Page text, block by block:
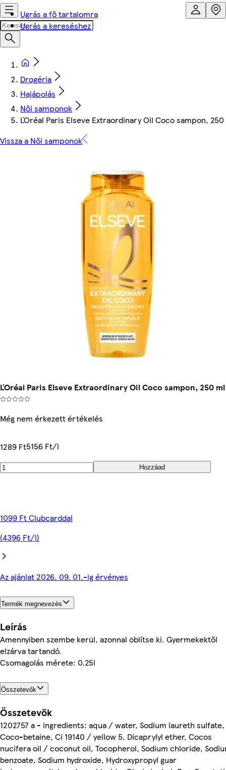
Ugrás a fő tartalomra
Ugrás a kereséshez
Drogéria
Hajápolás
Női samponok
ĽOréal Paris Elseve Extraordinary Oil Coco sampon,
Vissza a Női samponok
ĽOréal Paris Elseve Extraordinary Oil Coco sampon, 250 ml
Még nem érkezett értékelés
1289 Ft5156 Ft/l
Hozzáad
1099 Ft Clubcarddal
(4396 Ft/l)
Az ajánlat 2026. 09. 01.-ig érvényes
Termék megnevezés
Leírás
Amennyiben szembe kerül, azonnal öblítse ki. Gyermekektől
elzárva tartandó.
Csomagolás mérete: 0.25l
Összetevők
Összetevők
1202757 a - ingredients: aqua / water, Sodium laureth sulfate,
Coco-betaine, Ci 19140 / yellow 5, Dicaprylyl ether, Cocos
nucifera oil / coconut oil, Tocopherol, Sodium chloride,
benzoate, Sodium hydroxide, Hydroxypropyl guar